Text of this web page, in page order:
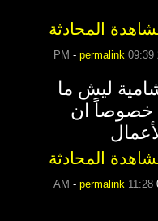
المحادثة
09:39 PM
- permalink
ليش ما
خصوصاً ان
المحادثة
11:28 AM
- permalink